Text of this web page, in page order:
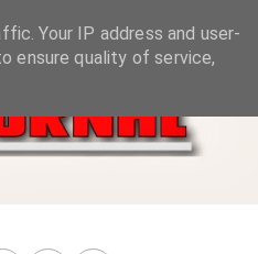
Your IP address and user-
ensure quality of service,